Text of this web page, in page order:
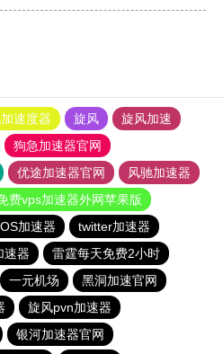
速度器 旋风
旋风加速
狗急加速器官网
优途加速器官网
风驰加速器
费vps加速器外网苹果版
加速器
twitter加速器
速器
雷霆每天免费2小时
一元机场
黑洞加速官网
旋风pvn加速器
银河加速器官网